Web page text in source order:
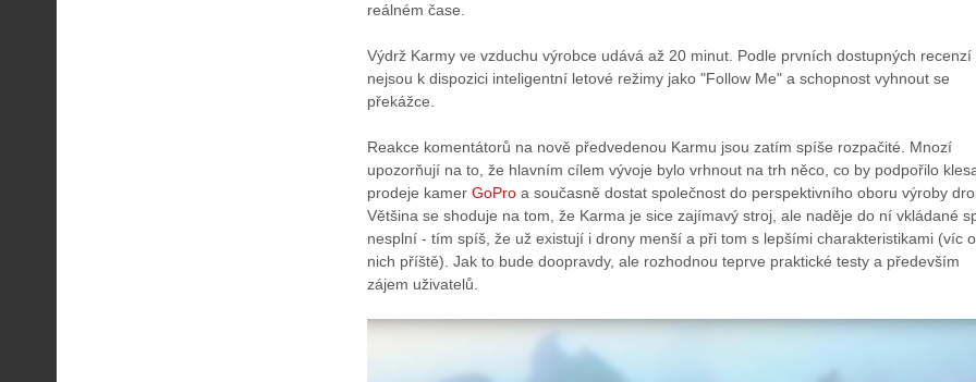
reálném čase.
Výdrž Karmy ve vzduchu výrobce udává až 20 minut. Podle prvních dostupných recenzí
nejsou k dispozici inteligentní letové režimy jako "Follow Me" a schopnost vyhnout se
překážce.
Reakce komentátorů na nově předvedenou Karmu jsou zatím spíše rozpačité. Mnozí
upozorňují na to, že hlavním cílem vývoje bylo vrhnout na trh něco, co by podpořilo
prodeje kamer GoPro a současně dostat společnost do perspektivního oboru výroby
Většina se shoduje na tom, že Karma je sice zajímavý stroj, ale naděje do ní vkládané
nesplní - tím spíš, že už existují i drony menší a při tom s lepšími charakteristikami (víc o
nich příště). Jak to bude doopravdy, ale rozhodnou teprve praktické testy a především
zájem uživatelů.